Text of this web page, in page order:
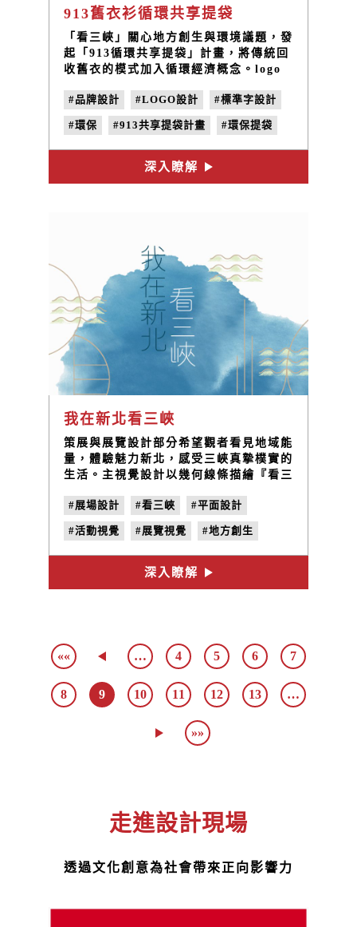
913舊衣衫循環共享提袋
「看三峽」關心地方創生與環境議題，發
起「913循環共享提袋」計畫，將傳統回
收舊衣的模式加入循環經濟概念。logo
多人加入環保行動，推動環境永續發展。
#品牌設計 #LOGO設計 #標準字設計
#環保 #913共享提袋計畫 #環保提袋
#看三峽 #平面設計 #社區行動
#共享提袋
深入瞭解
我在新北看三峽
策展與展覽設計部分希望觀者看見地域能
量，體驗魅力新北，感受三峽真摯樸實的
生活。主視覺設計以幾何線條描繪『看三
峽面貌。背景的藍色暈染既代表了藍染，
也代表了三峽河。
#展場設計 #看三峽 #平面設計
#活動視覺 #展覽視覺 #地方創生
#空間設計 #策展
深入瞭解
«« … 4 5 6 7
8 9 10 11 12 13 …
»»
走進設計現場
透過文化創意為社會帶來正向影響力